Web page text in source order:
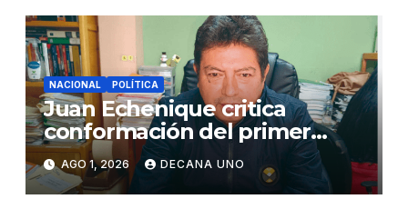
NACIONAL POLÍTICA
Juan Echenique critica
conformación del primer
gabinete ministerial de Keiko
Fujimori
AGO 1, 2026 DECANA UNO